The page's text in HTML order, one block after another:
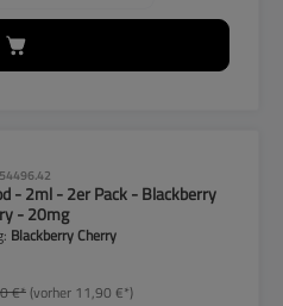
- 2ml - 2er Pack - Blackberry
- 20mg
Blackberry Cherry
€*(vorher 11,90 €*)